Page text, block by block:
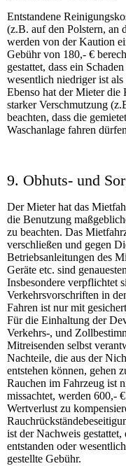
Entstandene
(z.B. auf den Polstern, an
werden von der Kaution
Gebühr von 180,- €
gestattet, dass ein
wesentlich niedriger ist
Ebenso hat der Mieter die
starker Verschmutzung
beachten, dass die
Waschanlage fahren
9. Obhuts- und
Der Mieter hat das
die Benutzung
zu beachten. Das
verschließen und gegen
Betriebsanleitungen des
Geräte etc. sind
Insbesondere verpflichtet
Verkehrsvorschriften in
Fahren ist nur mit
Für die Einhaltung der
Verkehrs-, und
Mitreisenden selbst
Nachteile, die aus der
entstehen können, gehen
Rauchen im Fahrzeug ist
missachtet, werden 600,-
Wertverlust zu
ist der Nachweis gestattet,
entstanden oder
gestellte Gebühr.